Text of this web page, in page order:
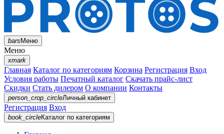
barsМеню
Меню
xmark
Главная Каталог по категориям Корзина Регистрация Вход
Условия работы Печатный каталог Скачать прайс-лист
Скидки Стать дилером О компании Контакты
person_crop_circleЛичный кабинет
Регистрация Вход
book_circleКаталог по категориям